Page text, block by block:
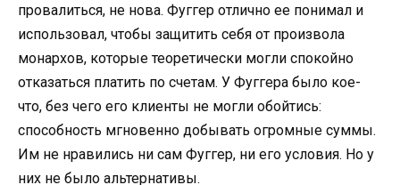
провалиться, не нова. Фуггер отлично ее понимал и
использовал, чтобы защитить себя от произвола
монархов, которые теоретически могли спокойно
отказаться платить по счетам. У Фуггера было кое-
что, без чего его клиенты не могли обойтись:
способность мгновенно добывать огромные суммы.
Им не нравились ни сам Фуггер, ни его условия. Но у
них не было альтернативы.